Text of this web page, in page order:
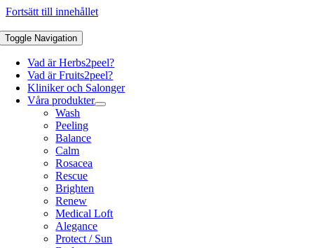
Fortsätt till innehållet
Toggle Navigation
Vad är Herbs2peel?
Vad är Fruits2peel?
Kliniker och Salonger
Våra produkter
Wash
Peeling
Balance
Calm
Rosacea
Rescue
Brighten
Renew
Medical Loft
Alegance
Protect / Sun